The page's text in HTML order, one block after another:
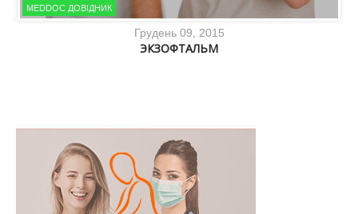
MEDDOC ДОВІДНИК
Грудень 09, 2015
ЭКЗОФТАЛЬМ